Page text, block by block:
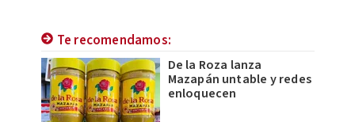
Te recomendamos:
De la Roza lanza
Mazapán untable y redes
enloquecen